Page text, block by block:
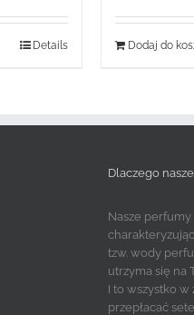
Details Dodaj do
Dlaczego
Nasze
tzw. wody
utrzyma się na
I to wszystko
przepłacać